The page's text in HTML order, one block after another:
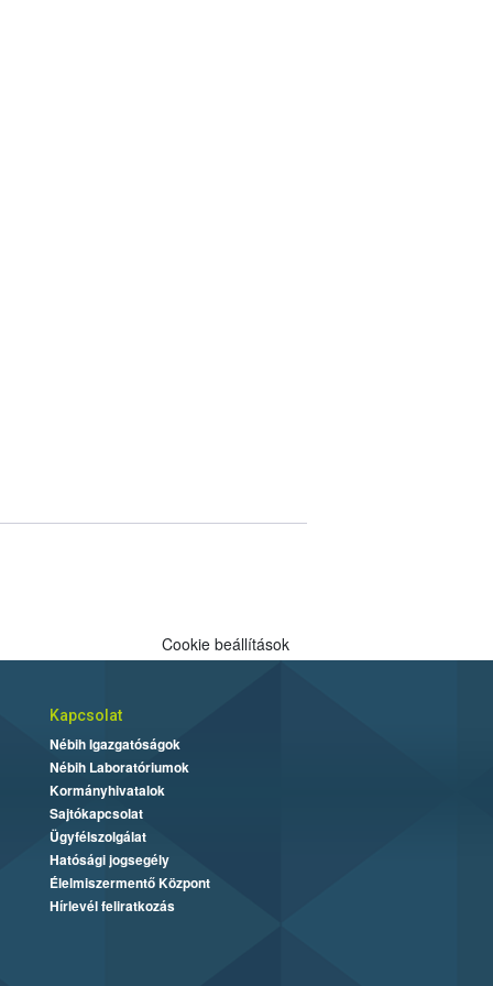
Cookie beállítások
Kapcsolat
Nébih Igazgatóságok
Nébih Laboratóriumok
Kormányhivatalok
Sajtókapcsolat
Ügyfélszolgálat
Hatósági jogsegély
Élelmiszermentő Központ
Hírlevél feliratkozás